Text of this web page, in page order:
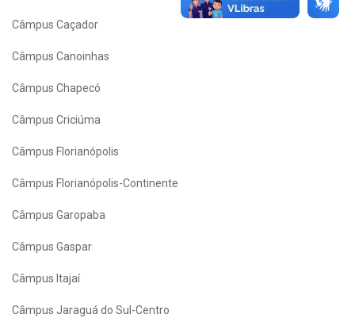
Câmpus Caçador
Câmpus Canoinhas
Câmpus Chapecó
Câmpus Criciúma
Câmpus Florianópolis
Câmpus Florianópolis-Continente
Câmpus Garopaba
Câmpus Gaspar
Câmpus Itajaí
Câmpus Jaraguá do Sul-Centro